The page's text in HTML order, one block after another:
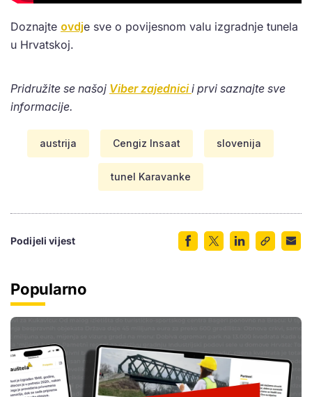
Doznajte ovdje sve o povijesnom valu izgradnje tunela
u Hrvatskoj.
Pridružite se našoj Viber zajednicii prvi saznajte sve
informacije.
austrija Cengiz Insaat slovenija
tunel Karavanke
Podijeli vijest
Popularno